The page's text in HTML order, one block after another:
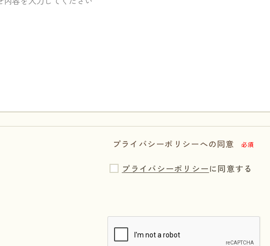
プライバシーポリシーへの同意 必須
プライバシーポリシーに同意する